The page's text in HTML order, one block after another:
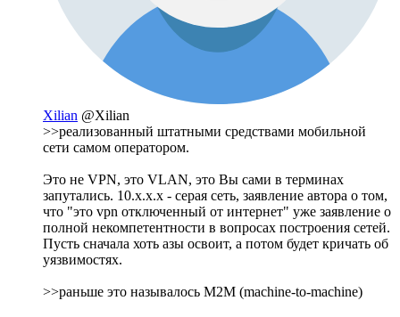
Xilian @Xilian
>>реализованный штатными средствами мобильной
сети самом оператором.
Это не VPN, это VLAN, это Вы сами в терминах
запутались. 10.х.х.х - серая сеть, заявление автора о том,
что "это vpn отключенный от интернет" уже заявление о
полной некомпетентности в вопросах построения сетей.
Пусть сначала хоть азы освоит, а потом будет кричать об
уязвимостях.
>>раньше это называлось M2M (machine-to-machine)